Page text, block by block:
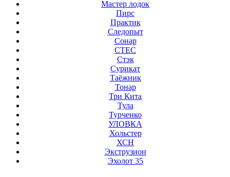
Мастер лодок
Пирс
Практик
Следопыт
Сонар
СТЕС
Стэк
Сурикат
Таёжник
Тонар
Три Кита
Тула
Турченко
УЛОВКА
Хольстер
ХСН
Экструзион
Эхолот 35